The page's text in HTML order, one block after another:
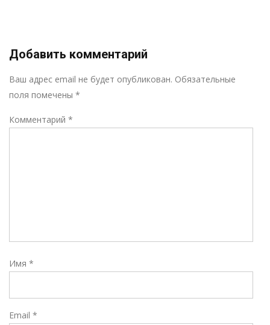
Добавить комментарий
Ваш адрес email не будет опубликован. Обязательные
поля помечены *
Комментарий *
Имя *
Email *